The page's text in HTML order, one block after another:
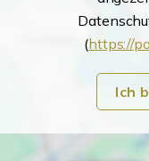
(https://
Ich